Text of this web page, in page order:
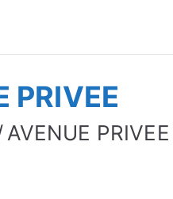
-
PRIVEE
AVENUE PRIVEE